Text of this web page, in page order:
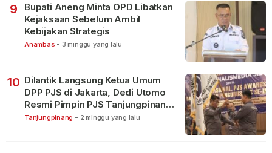
9
Bupati Aneng Minta OPD Libatkan
Kejaksaan Sebelum Ambil
Kebijakan Strategis
Anambas - 3 minggu yang lalu
10 Dilantik Langsung Ketua Umum
DPP PJS di Jakarta, Dedi Utomo
Resmi Pimpin PJS Tanjungpinang-
Bintan
Tanjungpinang - 2 minggu yang lalu